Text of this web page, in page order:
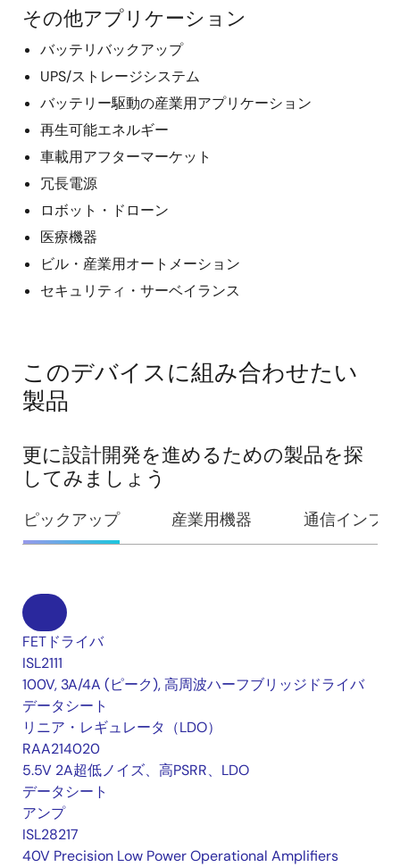
その他アプリケーション
バッテリバックアップ
UPS/ストレージシステム
バッテリー駆動の産業用アプリケーション
再生可能エネルギー
車載用アフターマーケット
冗長電源
ロボット・ドローン
医療機器
ビル・産業用オートメーション
セキュリティ・サーベイランス
このデバイスに組み合わせたい
製品
更に設計開発を進めるための製品を探
してみましょう
ピックアップ 産業用機器 通信インフ
FETドライバ
ISL2111
100V, 3A/4A (ピーク), 高周波ハーフブリッジドライバ
データシート
リニア・レギュレータ（LDO）
RAA214020
5.5V 2A超低ノイズ、高PSRR、LDO
データシート
アンプ
ISL28217
40V Precision Low Power Operational Amplifiers